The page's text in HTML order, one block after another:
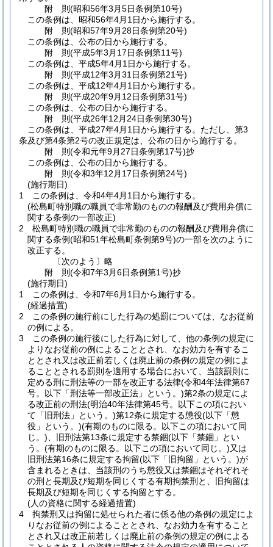
附 則(昭和56年3月5日条例第10号)
この条例は、昭和56年4月1日から施行する。
附 則(昭和57年9月28日条例第20号)
この条例は、公布の日から施行する。
附 則(平成5年3月17日条例第11号)
この条例は、平成5年4月1日から施行する。
附 則(平成12年3月31日条例第21号)
この条例は、平成12年4月1日から施行する。
附 則(平成20年9月12日条例第31号)
この条例は、公布の日から施行する。
附 則(平成26年12月24日条例第30号)
この条例は、平成27年4月1日から施行する。 ただし、第3
条及び第4条第2号の改正規定は、公布の日から施行する。
附 則(令和元年9月27日条例第17号)抄
この条例は、公布の日から施行する。
附 則(令和3年12月17日条例第24号)
(施行期日)
1
この条例は、令和4年4月1日から施行する。
(松島町特別職の職員で非常勤のものの報酬及び費用弁償に
関する条例の一部改正)
2
松島町特別職の職員で非常勤のものの報酬及び費用弁償に
関する条例(昭和51年松島町条例第9号)の一部を次のように
改正する。
〔次のよう〕略
附 則(令和7年3月6日条例第1号)抄
(施行期日)
1
この条例は、令和7年6月1日から施行する。
(経過措置)
2
この条例の施行前にした行為の処罰については、なお従前
の例による。
3
この条例の施行後にした行為に対して、他の条例の規定に
よりなお従前の例によることとされ、なお効力を有するこ
ととされ又は改正前若しくは廃止前の条例の規定の例によ
ることとされる罰則を適用する場合において、当該罰則に
定める刑に刑法等の一部を改正する法律(令和4年法律第67
号。以下「刑法等一部改正法」という。)第2条の規定によ
る改正前の刑法(明治40年法律第45号。以下この項におい
て「旧刑法」という。)第12条に規定する懲役(以下「懲
役」という。)(有期のものに限る。以下この項において同
じ。) 、旧刑法第13条に規定する禁錮(以下「禁錮」とい
う。 (有期のものに限る。以下この項において同じ。)又は
旧刑法第16条に規定する拘留(以下「旧拘留」という。)が
含まれるときは、当該刑のうち懲役又は禁錮はそれぞれそ
の刑と長期及び短期を同じくする有期拘禁刑と、旧拘留は
長期及び短期を同じくする拘留とする。
(人の資格に関する経過措置)
4
拘禁刑又は拘留に処せられた者に係る他の条例の規定によ
りなお従前の例によることとされ、なお効力を有すること
とされ又は改正前若しくは廃止前の条例の規定の例による